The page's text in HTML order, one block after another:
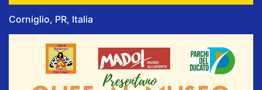
Corniglio, PR, Italia